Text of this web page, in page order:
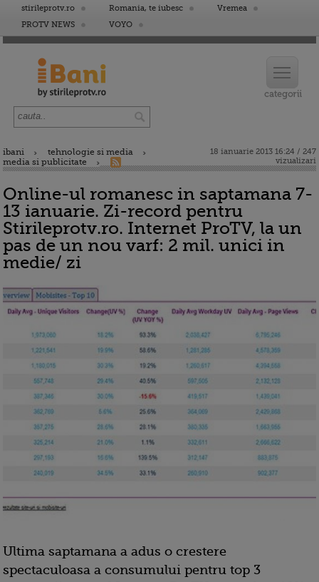
stirileprotv.ro Romania, te iubesc
Vremea
PROTV NEWS
VOYO
ibani
tehnologie si media
media si publicitate
18 ianuarie 2013 16:24 / 247
vizualizari
Online-ul romanesc in saptamana 7-
13 ianuarie. Zi-record pentru
Stirileprotv.ro. Internet ProTV, la un
pas de un nou varf: 2 mil. unici in
medie/ zi
Ultima saptamana a adus o crestere
spectaculoasa a consumului pentru top 3